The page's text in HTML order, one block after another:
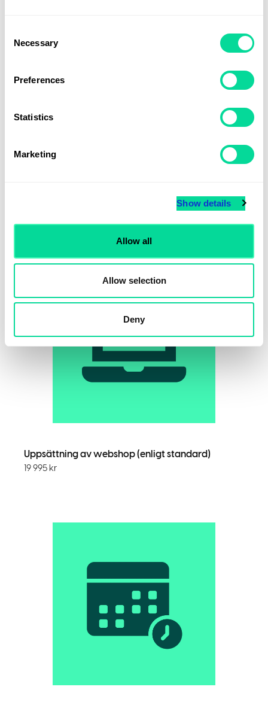
Selection
Necessary
Preferences
Statistics
Marketing
Show details
Allow all
Allow selection
Deny
Uppsättning av webshop (enligt standard)
19 995 kr